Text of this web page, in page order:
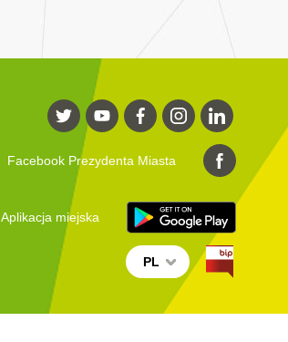
Facebook Prezydenta Miasta
Aplikacja miejska
PL